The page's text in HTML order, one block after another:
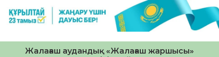
Жалағаш аудандық «Жалағаш жаршысы»